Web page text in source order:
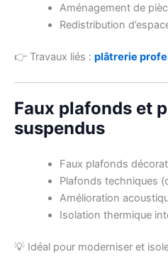
Aménagement de
Redistribution
👉 Travaux liés : plâtrerie
Faux plafonds et
suspendus
Faux plafonds
Plafonds techniques
Amélioration
Isolation thermique
💡 Idéal pour moderniser et